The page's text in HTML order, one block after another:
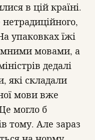
в цій країні.
упаковках їжі
мовами, а
дедалі
які складали
мови вже
могло б
тому. Але зараз